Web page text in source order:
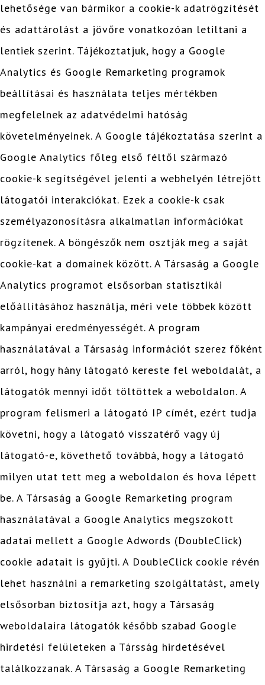
lehetősége van bármikor a cookie-k adatrögzítését
és adattárolást a jövőre vonatkozóan letiltani a
lentiek szerint. Tájékoztatjuk, hogy a Google
Analytics és Google Remarketing programok
beállításai és használata teljes mértékben
megfelelnek az adatvédelmi hatóság
követelményeinek. A Google tájékoztatása szerint a
Google Analytics főleg első féltől származó
cookie-k segítségével jelenti a webhelyén létrejött
látogatói interakciókat. Ezek a cookie-k csak
személyazonosításra alkalmatlan információkat
rögzítenek. A böngészők nem osztják meg a saját
cookie-kat a domainek között. A Társaság a Google
Analytics programot elsősorban statisztikái
előállításához használja, méri vele többek között
kampányai eredményességét. A program
használatával a Társaság információt szerez főként
arról, hogy hány látogató kereste fel weboldalát, a
látogatók mennyi időt töltöttek a weboldalon. A
program felismeri a látogató IP címét, ezért tudja
követni, hogy a látogató visszatérő vagy új
látogató-e, követhető továbbá, hogy a látogató
milyen utat tett meg a weboldalon és hova lépett
be. A Társaság a Google Remarketing program
használatával a Google Analytics megszokott
adatai mellett a Google Adwords (DoubleClick)
cookie adatait is gyűjti. A DoubleClick cookie révén
lehet használni a remarketing szolgáltatást, amely
elsősorban biztosítja azt, hogy a Társaság
weboldalaira látogatók később szabad Google
hirdetési felületeken a Társság hirdetésével
találkozzanak. A Társaság a Google Remarketing